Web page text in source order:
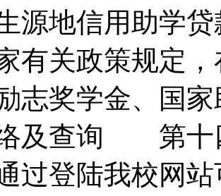
源地信用助学
有关政策规定
志奖学金、国
及查询 第十
过登陆我校网